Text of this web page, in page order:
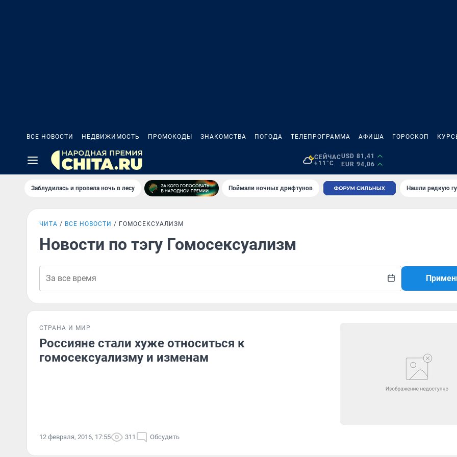
ВСЕ НОВОСТИ НЕДВИЖИМОСТЬ ПРОМОКОДЫ ЗНАКОМСТВА ПОГОДА ТЕЛЕПРОГРАММА АФИША ГОРОСКОП
СЕЙЧАС
+11°C
USD 81,41
EUR 94,06
Заблудилась и провела ночь в лесу Поймали ночных дрифтунов Нашли редкую
ЧИТА ВСЕ НОВОСТИ ГОМОСЕКСУАЛИЗМ
Новости по тэгу Гомосексуализм
СТРАНА И МИР
Россияне стали хуже относиться к
гомосексуализму и изменам
12 февраля, 2016, 17:55 311 Обсудить